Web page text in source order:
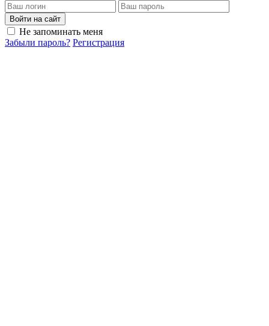
Войти на сайт
Не запоминать меня
Забыли пароль? Регистрация